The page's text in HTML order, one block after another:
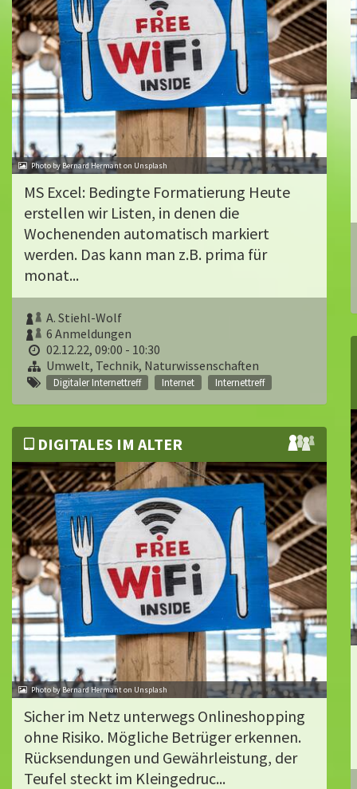
Photo by Bernard Hermant on Unsplash
MS Excel: Bedingte Formatierung Heute
erstellen wir Listen, in denen die
Wochenenden automatisch markiert
werden. Das kann man z.B. prima für
monat...
A. Stiehl-Wolf
6 Anmeldungen
02.12.22, 09:00 - 10:30
Umwelt, Technik, Naturwissenschaften
Digitaler Internettreff Internet Internettreff
DIGITALES IM ALTER
Photo by Bernard Hermant on Unsplash
Sicher im Netz unterwegs Onlineshopping
ohne Risiko. Mögliche Betrüger erkennen.
Rücksendungen und Gewährleistung, der
Teufel steckt im Kleingedruc...